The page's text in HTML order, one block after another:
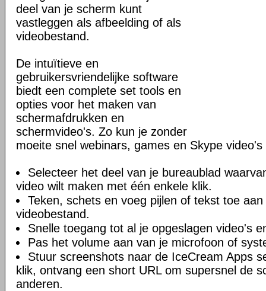
deel van je scherm kunt
vastleggen als afbeelding of als
videobestand.
De intuïtieve en
gebruikersvriendelijke software
biedt een complete set tools en
opties voor het maken van
schermafdrukken en
schermvideo's. Zo kun je zonder
moeite snel webinars, games en Skype
Selecteer het deel van je bureaublad
video wilt maken met één enkele klik.
Teken, schets en voeg pijlen of tekst toe
videobestand.
Snelle toegang tot al je opgeslagen video's
Pas het volume aan van je microfoon of
Stuur screenshots naar de IceCream Apps
klik, ontvang een short URL om supersnel de
anderen.